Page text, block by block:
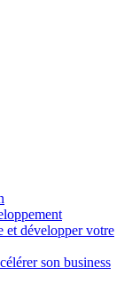
et développer votre
son business